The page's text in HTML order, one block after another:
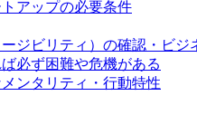
アップの必要条件
ジビリティ）の確認・ビジ
必ず困難や危機がある
ンタリティ・行動特性